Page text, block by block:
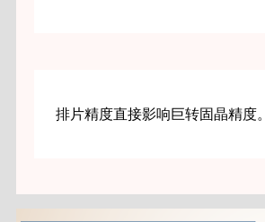
排片精度直接影响巨转固晶精度。